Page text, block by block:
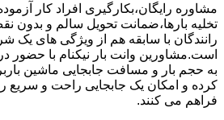
مشاوره رایگان،بکارگیری افراد کار
تخلیه بارها،ضمانت تحویل سالم و بدون
رانندگان با سابقه هم از ویژگی های یک
است.مشاورین وانت بار نیکنام با حضور
به حجم بار و مسافت جابجایی ماشین
کرده و امکان یک جابجایی راحت و سریع
فراهم می کنند.